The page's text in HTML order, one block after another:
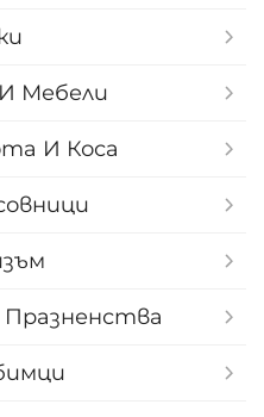
Мебели
И Коса